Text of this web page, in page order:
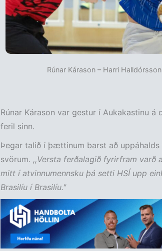
Rúnar Kárason – Harri
Rúnar Kárason var gestur í Aukakastinu
feril sinn.
Þegar talið í þættinum barst að
svörum. ,,Versta ferðalagið fyrirfram varð
mitt í atvinnumennsku þá setti HSÍ upp
Brasilíu í Brasilíu."